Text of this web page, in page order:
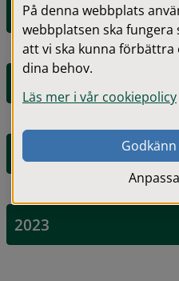
2026
2024
2023
På denna webbplats
webbplatsen ska
att vi ska kunna förbättra
dina behov.
Läs mer i vår cookiepolicy